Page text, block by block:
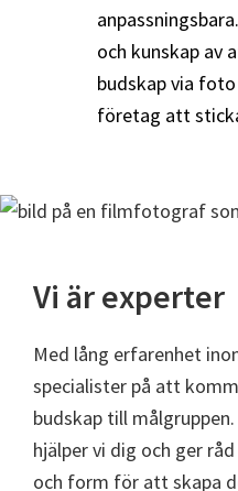
och kunskap av
budskap via
företag att
Vi är experter
Med lång erfarenhet
specialister på att
budskap till
hjälper vi dig och ger
och form för att skapa